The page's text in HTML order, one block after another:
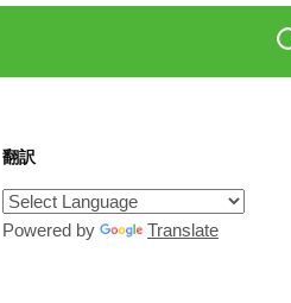
検
翻訳
Powered by Translate